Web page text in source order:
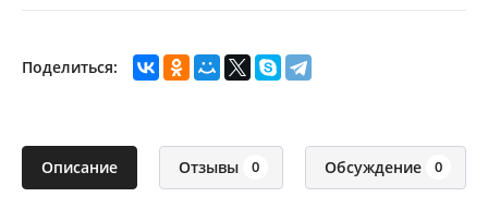
Поделиться:
Описание Отзывы 0 Обсуждение 0